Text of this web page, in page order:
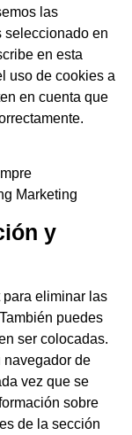
las
seleccionado en
en esta
uso de cookies a
en cuenta que
Marketing
y
para eliminar las
puedes
ser colocadas.
navegador de
vez que se
sobre
de la sección